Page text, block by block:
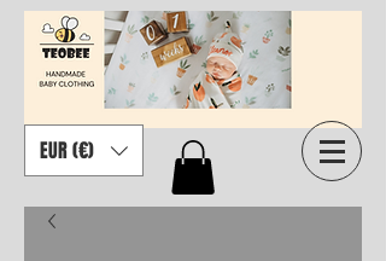
EUR (€)